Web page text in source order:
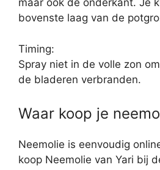
maar ook de onderkant. Je
bovenste laag van de
Timing:
Spray niet in de volle zon
de bladeren verbranden.
Waar koop je
Neemolie is eenvoudig
koop Neemolie van Yari bij